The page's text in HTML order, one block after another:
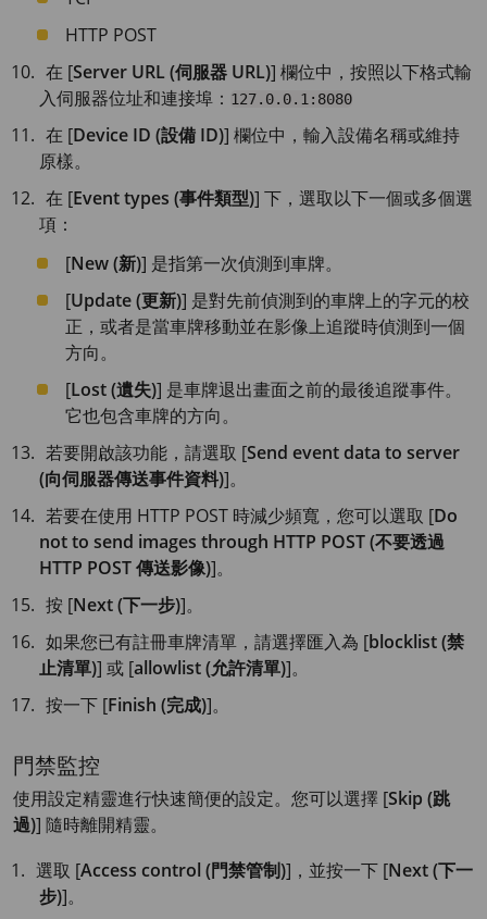
HTTP POST
在 [Server URL (伺服器 URL)] 欄位中，按照以下格式輸
入伺服器位址和連接埠： 127.0.0.1:8080
在 [Device ID (設備 ID)] 欄位中，輸入設備名稱或維持
原樣。
在 [Event types (事件類型)] 下，選取以下一個或多個選
項：
[New (新)] 是指第一次偵測到車牌。
[Update (更新)] 是對先前偵測到的車牌上的字元的校
正，或者是當車牌移動並在影像上追蹤時偵測到一個
方向。
[Lost (遺失)] 是車牌退出畫面之前的最後追蹤事件。
它也包含車牌的方向。
若要開啟該功能，請選取 [Send event data to server
(向伺服器傳送事件資料)]。
若要在使用 HTTP POST 時減少頻寬，您可以選取 [Do
not to send images through HTTP POST (不要透過
HTTP POST 傳送影像)]。
按 [Next (下一步)]。
如果您已有註冊車牌清單，請選擇匯入為 [blocklist (禁
止清單)] 或 [allowlist (允許清單)]。
按一下 [Finish (完成)]。
門禁監控
使用設定精靈進行快速簡便的設定。您可以選擇 [Skip (跳
過)] 隨時離開精靈。
選取 [Access control (門禁管制)]，並按一下 [Next (下一
步)]。